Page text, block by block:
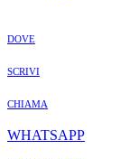
DOVE
SCRIVI
CHIAMA
WHATSAPP